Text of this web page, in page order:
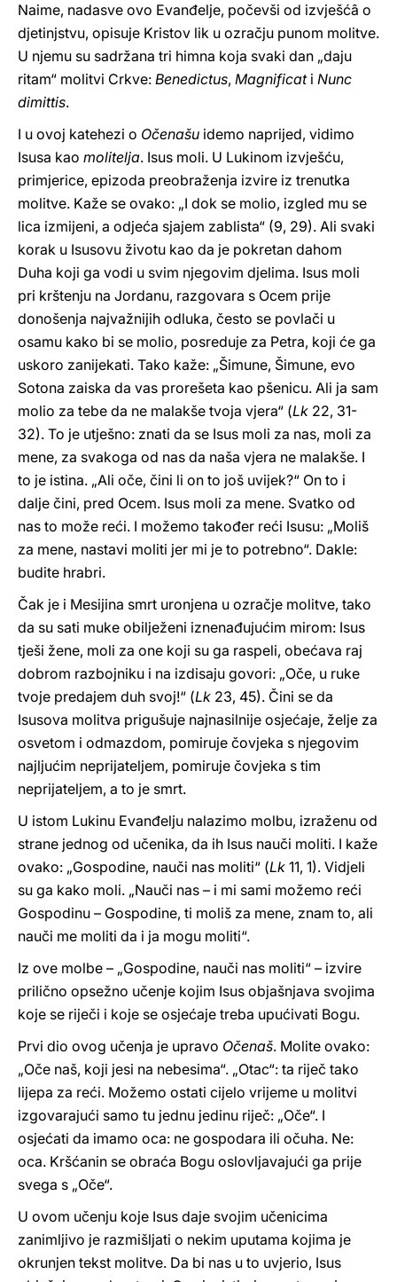
Naime, nadasve ovo Evanđelje, počevši od izvješćâ o
djetinjstvu, opisuje Kristov lik u ozračju punom molitve.
U njemu su sadržana tri himna koja svaki dan „daju
ritam“ molitvi Crkve: Benedictus, Magnificati Nunc
dimittis.
I u ovoj katehezi o Očenašu idemo naprijed, vidimo
Isusa kao molitelja. Isus moli. U Lukinom izvješću,
primjerice, epizoda preobraženja izvire iz trenutka
molitve. Kaže se ovako: „I dok se molio, izgled mu se
lica izmijeni, a odjeća sjajem zablista“ (9, 29). Ali svaki
korak u Isusovu životu kao da je pokretan dahom
Duha koji ga vodi u svim njegovim djelima. Isus moli
pri krštenju na Jordanu, razgovara s Ocem prije
donošenja najvažnijih odluka, često se povlači u
osamu kako bi se molio, posreduje za Petra, koji će ga
uskoro zanijekati. Tako kaže: „Šimune, Šimune, evo
Sotona zaiska da vas prorešeta kao pšenicu. Ali ja sam
molio za tebe da ne malakše tvoja vjera“ (Lk 22, 31-
32). To je utješno: znati da se Isus moli za nas, moli za
mene, za svakoga od nas da naša vjera ne malakše. I
to je istina. „Ali oče, čini li on to još uvijek?“ On to i
dalje čini, pred Ocem. Isus moli za mene. Svatko od
nas to može reći. I možemo također reći Isusu: „Moliš
za mene, nastavi moliti jer mi je to potrebno“. Dakle:
budite hrabri.
Čak je i Mesijina smrt uronjena u ozračje molitve, tako
da su sati muke obilježeni iznenađujućim mirom: Isus
tješi žene, moli za one koji su ga raspeli, obećava raj
dobrom razbojniku i na izdisaju govori: „Oče, u ruke
tvoje predajem duh svoj!“ (Lk 23, 45). Čini se da
Isusova molitva prigušuje najnasilnije osjećaje, želje za
osvetom i odmazdom, pomiruje čovjeka s njegovim
najljućim neprijateljem, pomiruje čovjeka s tim
neprijateljem, a to je smrt.
U istom Lukinu Evanđelju nalazimo molbu, izraženu od
strane jednog od učenika, da ih Isus nauči moliti. I kaže
ovako: „Gospodine, nauči nas moliti“ (Lk 11, 1). Vidjeli
su ga kako moli. „Nauči nas – i mi sami možemo reći
Gospodinu – Gospodine, ti moliš za mene, znam to, ali
nauči me moliti da i ja mogu moliti“.
Iz ove molbe – „Gospodine, nauči nas moliti“ – izvire
prilično opsežno učenje kojim Isus objašnjava svojima
koje se riječi i koje se osjećaje treba upućivati Bogu.
Prvi dio ovog učenja je upravo Očenaš. Molite ovako:
„Oče naš, koji jesi na nebesima“. „Otac“: ta riječ tako
lijepa za reći. Možemo ostati cijelo vrijeme u molitvi
izgovarajući samo tu jednu jedinu riječ: „Oče“. I
osjećati da imamo oca: ne gospodara ili očuha. Ne:
oca. Kršćanin se obraća Bogu oslovljavajući ga prije
svega s „Oče“.
U ovom učenju koje Isus daje svojim učenicima
zanimljivo je razmišljati o nekim uputama kojima je
okrunjen tekst molitve. Da bi nas u to uvjerio, Isus